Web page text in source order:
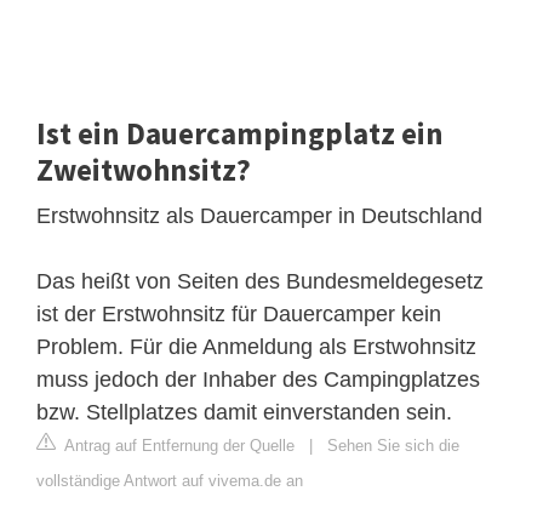
Ist ein Dauercampingplatz ein
Zweitwohnsitz?
Erstwohnsitz als Dauercamper in Deutschland
Das heißt von Seiten des Bundesmeldegesetz
ist der Erstwohnsitz für Dauercamper kein
Problem. Für die Anmeldung als Erstwohnsitz
muss jedoch der Inhaber des Campingplatzes
bzw. Stellplatzes damit einverstanden sein.
Antrag auf Entfernung der Quelle | Sehen Sie sich die
vollständige Antwort auf vivema.de an